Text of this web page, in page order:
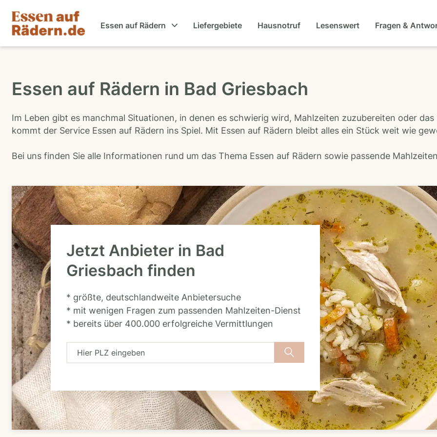
Essen auf Rädern Liefergebiete Hausnotruf Lesenswert Fragen &
Essen auf Rädern in Bad Griesbach
Im Leben gibt es manchmal Situationen, in denen es schwierig wird, Mahlzeiten zuzubereiten oder
kommt der Service Essen auf Rädern ins Spiel. Mit Essen auf Rädern bleibt alles ein Stück weit wie
Bei uns finden Sie alle Informationen rund um das Thema Essen auf Rädern sowie passende
Jetzt Anbieter in Bad
Griesbach finden
* größte, deutschlandweite Anbietersuche
* mit wenigen Fragen zum passenden Mahlzeiten-Dienst
* bereits über 400.000 erfolgreiche Vermittlungen
H
r
P
L